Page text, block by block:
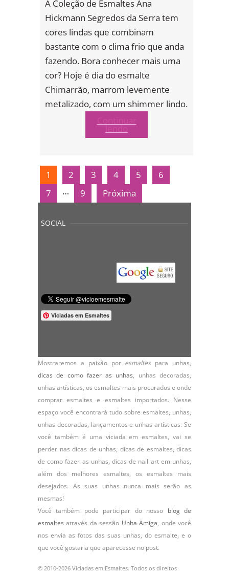
A Coleção de Esmaltes Ana
Hickmann Segredos da Serra tem
cores lindas que combinam
bastante com o clima frio que anda
fazendo. Bora conhecer mais uma
cor? Hoje é dia do esmalte
Chimarrão, marrom levemente
metalizado, com um shimmer lindo.
lendo
1 2 3 4 5
6
7
… 9 Próxima
SOCIAL
Viciadas em Esmaltes
Mostraremos a paixão por esmaltes para unhas,
dicas de como fazer as unhas, unhas decoradas,
unhas artísticas, osesmaltes mais procurados e onde
comprar esmaltes e esmaltes importados. Nesse
espaço você encontrará tudo sobre esmaltes, unhas,
unhas decoradas, lançamentos e unhas artísticas. Se
você também é uma viciada em esmaltes, vai se
perder nas dicas de unhas, dicas de esmaltes, dicas
de como fazer as unhas, dicas de nail art em unhas,
além dos melhores esmaltes, os esmaltes mais
desejados. As suas unhas nunca mais serão as
mesmas!
Você também pode participar do nosso blog de
esmaltes através da sessão Unha Amiga, onde você
nos envia as fotos das suas unhas, do esmalte, e o
que você gostaria que aparecesse no post.
© 2010-2026 Viciadas em Esmaltes. Todos os direitos